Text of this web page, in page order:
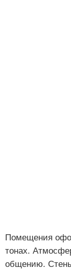
Помещения
тонах.
общению.